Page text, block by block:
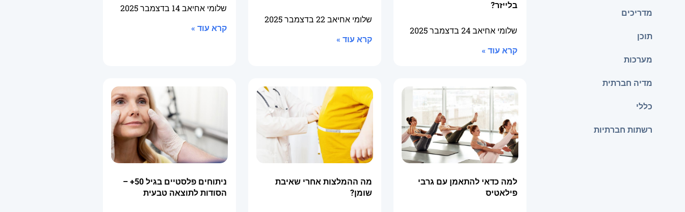
מדריכים
תוכן
מערכות
מדיה חברתית
כללי
רשתות חברתיות
בלייזר?
שלומי אחיאב24 בדצמבר 2025
קרא עוד »
שלומי אחיאב22 בדצמבר 2025
קרא עוד »
שלומי אחיאב14 בדצמבר 2025
קרא עוד »
למה כדאי להתאמן עם גרבי
פילאטיס
מה ההמלצות אחרי שאיבת
שומן?
ניתוחים פלסטיים בגיל 50+ –
הסודות לתוצאה טבעית